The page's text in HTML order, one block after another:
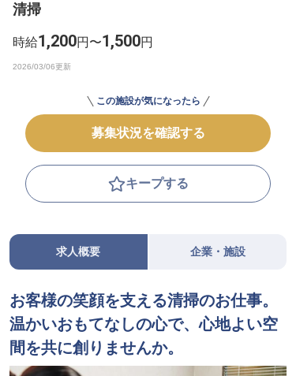
清掃
時給1,200円〜1,500円
この施設が気になったら
募集状況を確認する
キープする
求人概要 企業・施設
お客様の笑顔を支える清掃のお仕事。
温かいおもてなしの心で、心地よい空
間を共に創りませんか。